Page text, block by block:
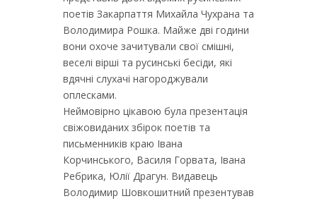
поетів Закарпаття Михайла Чухрана та
Володимира Рошка. Майже дві години
вони охоче зачитували свої смішні,
веселі вірші та русинські бесіди, які
вдячні слухачі нагороджували
оплесками.
Неймовірно цікавою була презентація
свіжовиданих збірок поетів та
письменників краю Івана
Корчинського, Василя Горвата, Івана
Ребрика, Юлії Драгун. Видавець
Володимир Шовкошитний презентував